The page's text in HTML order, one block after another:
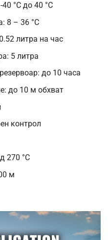
°C до 40 °C
8 – 36 °C
литра на час
5 литра
до 10 часа
до 10 м обхват
контрол
270 °C
м